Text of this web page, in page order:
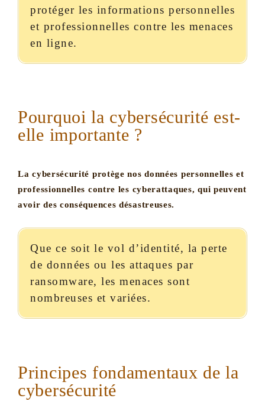
protéger les informations personnelles
et professionnelles contre les menaces
en ligne.
Pourquoi la cybersécurité est-
elle importante ?
La cybersécurité protège nos données personnelles et
professionnelles contre les cyberattaques, qui peuvent
avoir des conséquences désastreuses.
Que ce soit le vol d’identité, la perte
de données ou les attaques par
ransomware, les menaces sont
nombreuses et variées.
Principes fondamentaux de la
cybersécurité